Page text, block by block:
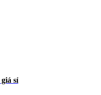
sỉ